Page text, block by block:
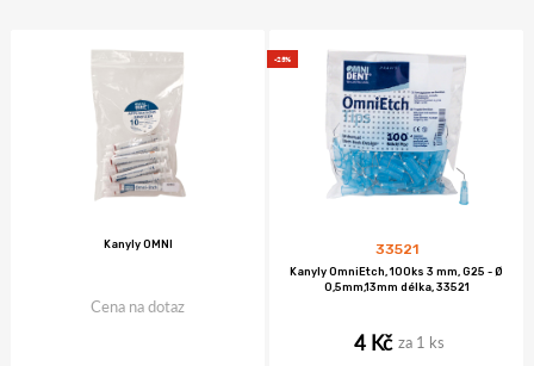
Kanyly OMNI
Cena na dotaz
-25%
33521
Kanyly OmniEtch, 100ks 3 mm, G25 - Ø
0,5mm,13mm délka, 33521
4 Kč za 1 ks